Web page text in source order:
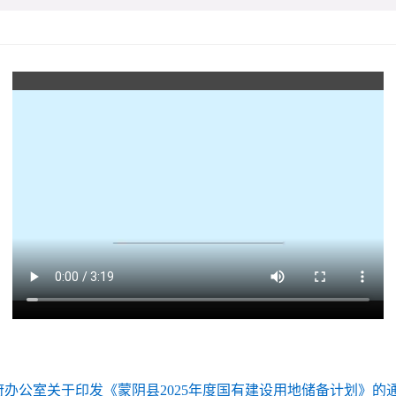
公室关于印发《蒙阴县2025年度国有建设用地储备计划》的